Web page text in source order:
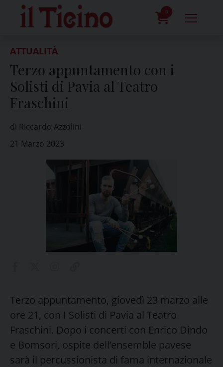
content
0
ATTUALITÀ
Terzo appuntamento con i
Solisti di Pavia al Teatro
Fraschini
di Riccardo Azzolini
21 Marzo 2023
Terzo appuntamento, giovedì 23 marzo alle
ore 21, con I Solisti di Pavia al Teatro
Fraschini. Dopo i concerti con Enrico Dindo
e Bomsori, ospite dell’ensemble pavese
sarà il percussionista di fama internazionale